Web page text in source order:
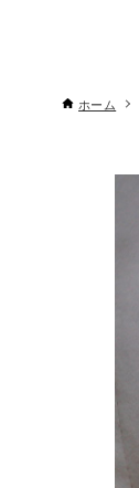
ホーム